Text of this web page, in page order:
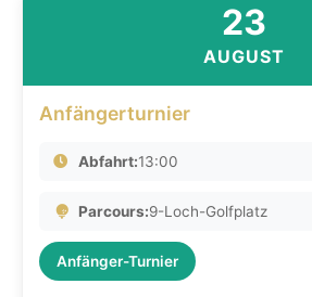
23
AUGUST
Anfängerturnier
Abfahrt:13:00
Parcours:9-Loch-Golfplatz
Anfänger-Turnier